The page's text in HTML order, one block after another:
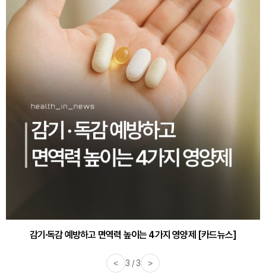
감기·독감 예방하고 면역력 높이는 4가지 영양제 [카드뉴스]
< 3 / 3 >